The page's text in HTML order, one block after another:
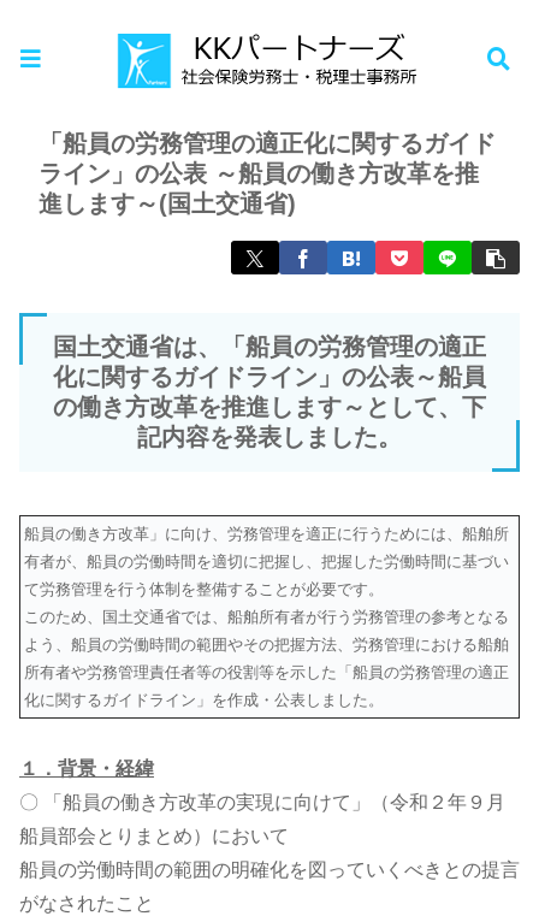
お知らせ
「船員の労務管理の適正化に関するガイド
ライン」の公表 ～船員の働き方改革を推
進します～(国土交通省)
国土交通省は、「船員の労務管理の適正
化に関するガイドライン」の公表～船員
の働き方改革を推進します～として、下
記内容を発表しました。
船員の働き方改革」に向け、労務管理を適正に行うためには、船舶所
有者が、船員の労働時間を適切に把握し、把握した労働時間に基づい
て労務管理を行う体制を整備することが必要です。
このため、国土交通省では、船舶所有者が行う労務管理の参考となる
よう、船員の労働時間の範囲やその把握方法、労務管理における船舶
所有者や労務管理責任者等の役割等を示した「船員の労務管理の適正
化に関するガイドライン」を作成・公表しました。
１．背景・経緯
〇 「船員の働き方改革の実現に向けて」（令和２年９月
船員部会とりまとめ）において
船員の労働時間の範囲の明確化を図っていくべきとの提言
がなされたこと